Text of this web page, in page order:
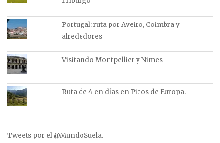
Portugal: ruta por Aveiro, Coimbra y
alrededores
Visitando Montpellier y Nimes
Ruta de 4 en días en Picos de Europa.
Tweets por el @MundoSuela.